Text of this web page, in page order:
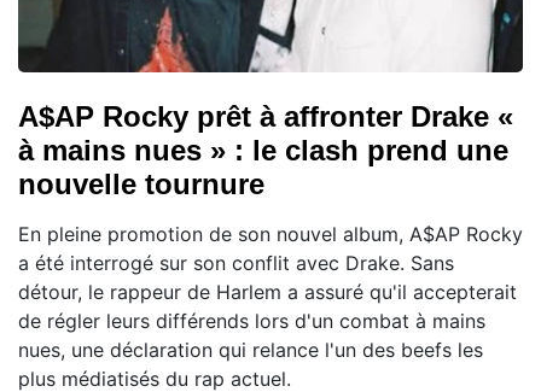
A$AP Rocky prêt à affronter Drake «
à mains nues » : le clash prend une
nouvelle tournure
En pleine promotion de son nouvel album, A$AP Rocky
a été interrogé sur son conflit avec Drake. Sans
détour, le rappeur de Harlem a assuré qu'il accepterait
de régler leurs différends lors d'un combat à mains
nues, une déclaration qui relance l'un des beefs les
plus médiatisés du rap actuel.